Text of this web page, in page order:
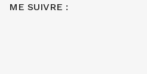
ME SUIVRE :